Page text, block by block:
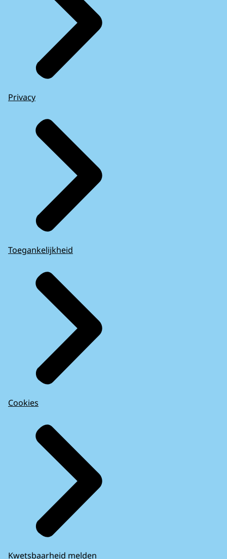
Privacy
Toegankelijkheid
Cookies
Kwetsbaarheid melden